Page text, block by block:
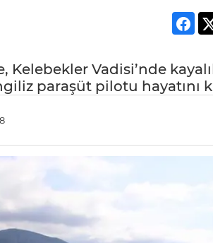
Kelebekler Vadisi’nde
paraşüt pilotu hayatını